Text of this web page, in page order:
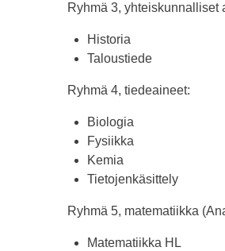
Ryhmä 3, yhteiskunnalliset
Historia
Taloustiede
Ryhmä 4, tiedeaineet:
Biologia
Fysiikka
Kemia
Tietojenkäsittely
Ryhmä 5, matematiikka
Matematiikka HL